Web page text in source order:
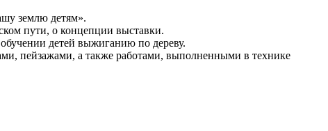
землю детям».
пути, о концепции выставки.
детей выжиганию по дереву.
пейзажами, а также работами, выполненными в технике